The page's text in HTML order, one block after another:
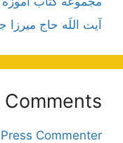
آیت اللَه حاج میرزا
Commenter